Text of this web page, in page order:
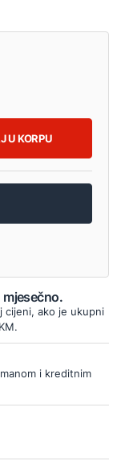
U KORPU
mjesečno.
cijeni, ako je ukupni
i kreditnim